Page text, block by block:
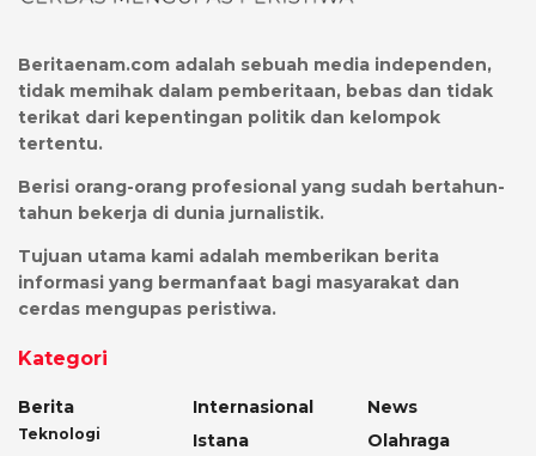
Beritaenam.com adalah sebuah media independen,
tidak memihak dalam pemberitaan, bebas dan tidak
terikat dari kepentingan politik dan kelompok
tertentu.
Berisi orang-orang profesional yang sudah bertahun-
tahun bekerja di dunia jurnalistik.
Tujuan utama kami adalah memberikan berita
informasi yang bermanfaat bagi masyarakat dan
cerdas mengupas peristiwa.
Kategori
Berita
Teknologi
Internasional
Istana
News
Olahraga